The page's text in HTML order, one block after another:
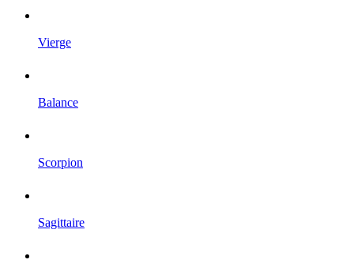
Vierge
Balance
Scorpion
Sagittaire